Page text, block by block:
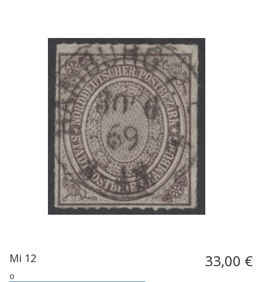
Mi 12 33,00 €
o